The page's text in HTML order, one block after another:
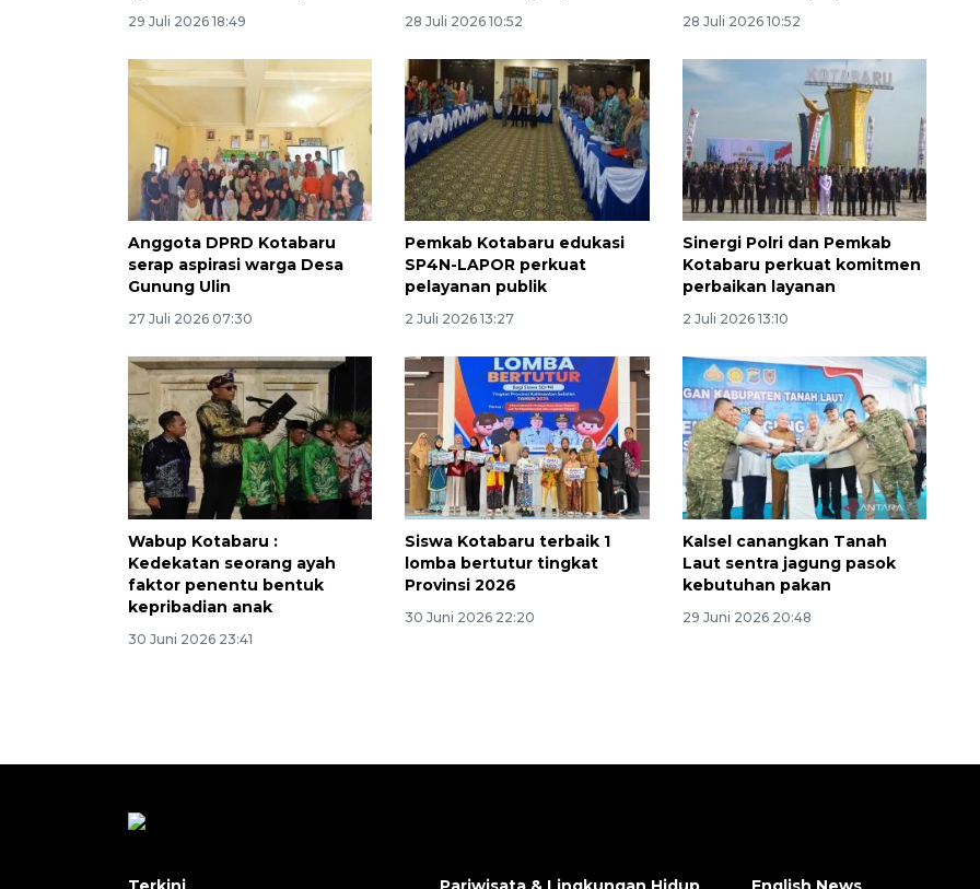
29 Juli 2026 18:49 28 Juli 2026 10:52 28 Juli 2026 10:52
Anggota DPRD Kotabaru
serap aspirasi warga Desa
Gunung Ulin
27 Juli 2026 07:30
Pemkab Kotabaru edukasi
SP4N-LAPOR perkuat
pelayanan publik
2 Juli 2026 13:27
Sinergi Polri dan Pemkab
Kotabaru perkuat komitmen
perbaikan layanan
2 Juli 2026 13:10
Wabup Kotabaru :
Kedekatan seorang ayah
faktor penentu bentuk
kepribadian anak
30 Juni 2026 23:41
Siswa Kotabaru terbaik 1
lomba bertutur tingkat
Provinsi 2026
30 Juni 2026 22:20
Kalsel canangkan Tanah
Laut sentra jagung pasok
kebutuhan pakan
29 Juni 2026 20:48
Sinyal positif perekonomian
Indonesia
2026-08-05 15:00:00